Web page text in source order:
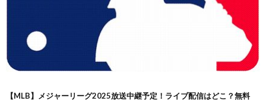
【MLB】メジャーリーグ2025放送中継予定！ライブ配信はどこ？無料